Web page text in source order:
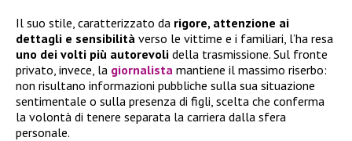
Il suo stile, caratterizzato da rigore, attenzione ai
dettagli e sensibilità verso le vittime e i familiari, l’ha resa
uno dei volti più autorevoli della trasmissione. Sul fronte
privato, invece, la giornalista mantiene il massimo riserbo:
non risultano informazioni pubbliche sulla sua situazione
sentimentale o sulla presenza di figli, scelta che conferma
la volontà di tenere separata la carriera dalla sfera
personale.